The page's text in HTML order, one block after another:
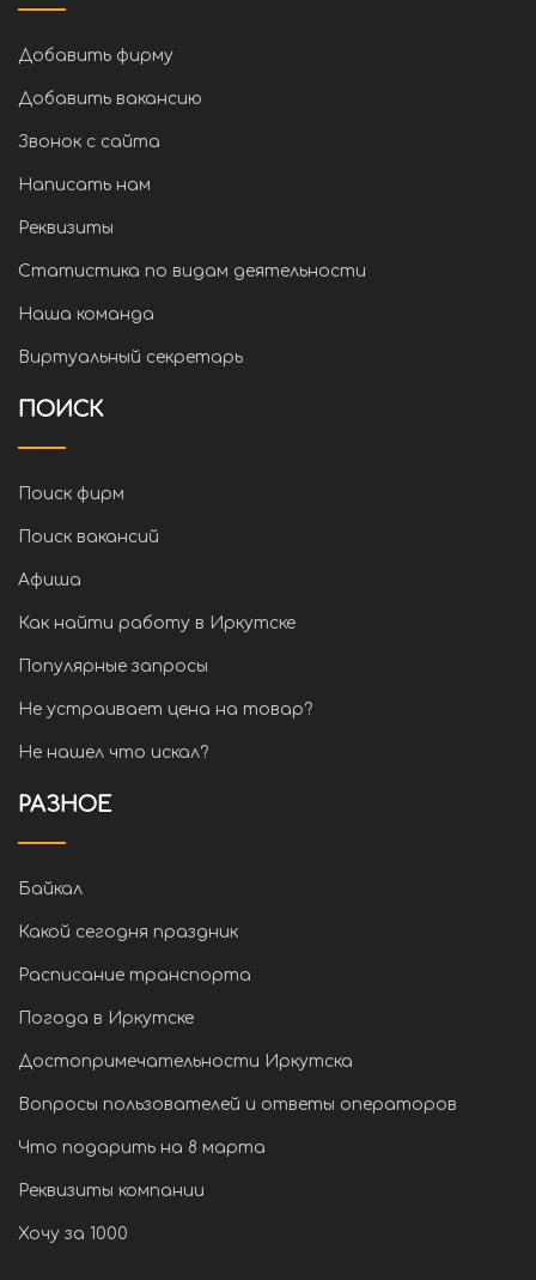
Добавить фирму
Добавить вакансию
Звонок с сайта
Написать нам
Реквизиты
Статистика по видам деятельности
Наша команда
Виртуальный секретарь
ПОИСК
Поиск фирм
Поиск вакансий
Афиша
Как найти работу в Иркутске
Популярные запросы
Не устраивает цена на товар?
Не нашел что искал?
РАЗНОЕ
Байкал
Какой сегодня праздник
Расписание транспорта
Погода в Иркутске
Достопримечательности Иркутска
Вопросы пользователей и ответы операторов
Что подарить на 8 марта
Реквизиты компании
Хочу за 1000